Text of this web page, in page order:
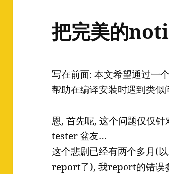
把完美的
写在前面: 本文希望通过一
帮助在编译安装时遇到类似
恩, 首先呢, 这个问题仅仅
tester 盆友…
这个悲剧已经有两个多月(
report了), 我report的错误